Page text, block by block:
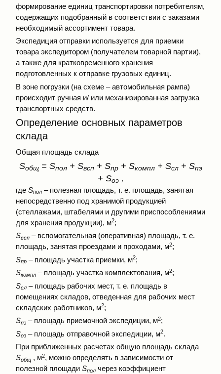
формирование единиц транспортировки потребителям,
содержащих подобранный в соответствии с заказами
необходимый ассортимент товара.
Экспедиция отправки используется для приемки
товара экспедитором (получателем товарной партии),
а также для кратковременного хранения
подготовленных к отправке грузовых единиц.
В зоне погрузки (на схеме – автомобильная рампа)
происходит ручная и/ или механизированная загрузка
транспортных средств.
Определение основных параметров
склада
Общая площадь склада
Sобщ= Sпол+ Sвсп+ Sпр+ Sкомпл+ Sсл+ Sпэ
+ Sоэ,
где Sпол – полезная площадь, т. е. площадь, занятая
непосредственно под хранимой продукцией
(стеллажами, штабелями и другими приспособлениями
для хранения продукции), м2;
Sвсп – вспомогательная (оперативная) площадь, т. е.
площадь, занятая проездами и проходами, м2;
Sпр – площадь участка приемки, м2;
Sкомпл – площадь участка комплектования, м2;
Sсл – площадь рабочих мест, т. е. площадь в
помещениях складов, отведенная для рабочих мест
складских работников, м2;
Sпэ – площадь приемочной экспедиции, м2;
Sоэ – площадь отправочной экспедиции, м2.
При приближенных расчетах общую площадь склада
Sобщ , м2, можно определять в зависимости от
полезной площади Sпол через коэффициент